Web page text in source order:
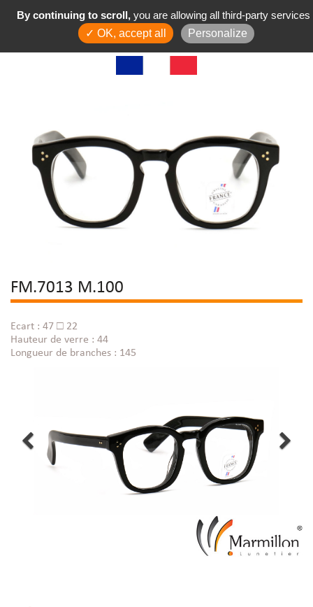
FM.7013 M.100
Ecart : 47 □ 22
Hauteur de verre : 44
Longueur de branches : 145
By continuing to scroll, you are allowing all third-party services
✓ OK, accept all
Personalize